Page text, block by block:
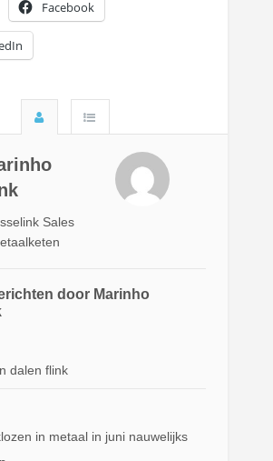
Facebook
Sales
door Marinho
dalen flink
in metaal in juni nauwelijks